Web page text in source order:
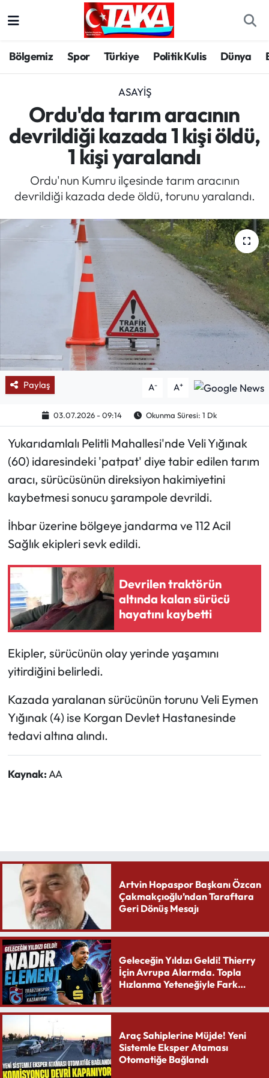
Bölgemiz Spor Türkiye Politik Kulis Dünya
ASAYIŞ
Ordu'da tarım aracının
devrildiği kazada 1 kişi öldü,
1 kişi yaralandı
Ordu'nun Kumru ilçesinde tarım aracının
devrildiği kazada dede öldü, torunu yaralandı.
Paylaş A- A+
03.07.2026 - 09:14 Okunma Süresi: 1 Dk
Yukarıdamlalı Pelitli Mahallesi'nde Veli Yığınak
(60) idaresindeki 'patpat' diye tabir edilen tarım
aracı, sürücüsünün direksiyon hakimiyetini
kaybetmesi sonucu şarampole devrildi.
İhbar üzerine bölgeye jandarma ve 112 Acil
Sağlık ekipleri sevk edildi.
Devrilen traktörün
altında kalan sürücü
hayatını kaybetti
Ekipler, sürücünün olay yerinde yaşamını
yitirdiğini belirledi.
Kazada yaralanan sürücünün torunu Veli Eymen
Yığınak (4) ise Korgan Devlet Hastanesinde
tedavi altına alındı.
Kaynak:AA
Artvin Hopaspor Başkanı Özcan
Çakmakçıoğlu’ndan Taraftara
Geri Dönüş Mesajı
Geleceğin Yıldızı Geldi! Thierry
İçin Avrupa Alarmda. Topla
Hızlanma Yeteneğiyle Fark
Araç Sahiplerine Müjde! Yeni
Sistemle Eksper Ataması
Otomatiğe Bağlandı
Spor
Türkiye
Kültür/Sanat
Politik Kulis
Mektup Galeri
Röportaj
Manşet
Köşe Yazıları
Karikatür Galeri
BIK
ASTROLOJİ
Spor Yazıları
Mektup Galeri
Ekonomi
Sağlık
Turizm
Teknoloji
Trabzon Hava Durumu
Trabzon Trafik Yoğunluk Haritası
Süper Lig Puan Durumu ve Fikstür
Tüm Manşetler
Son Dakika Haberleri
Haber Arşivi